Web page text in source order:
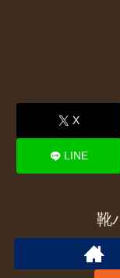
X
LINE
靴